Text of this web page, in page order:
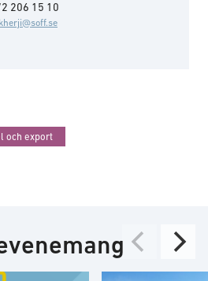
206 15 10
och export